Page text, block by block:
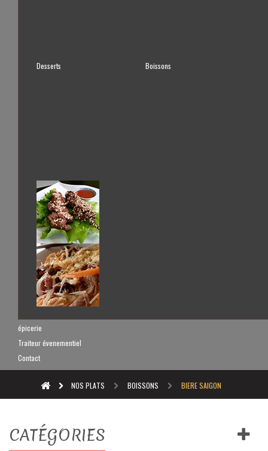
Desserts Boissons
épicerie
Traiteur évenementiel
Contact
NOS PLATS BOISSONS BIERE SAIGON
CATÉGORIES